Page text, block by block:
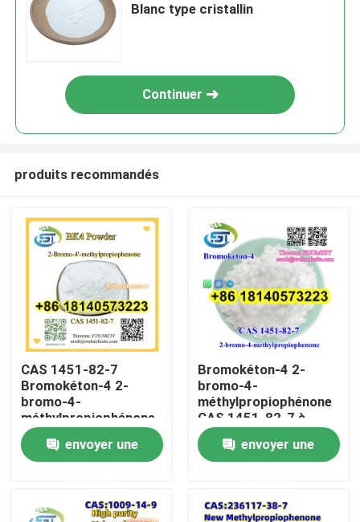
Maison
Blanc type cristallin
Continuer
produits recommandés
CAS 1451-82-7
Bromokéton-4 2-
bromo-4-
méthylpropiophénone
à haute pureté
envoyer une
Bromokéton-4 2-
bromo-4-
méthylpropiophénone
CAS 1451-82-7 à
haute pureté
envoyer une